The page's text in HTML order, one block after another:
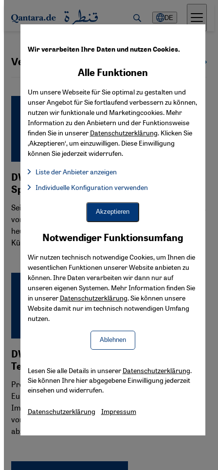
Direkt zum Inhalt springen
DE
Versöhnung
DW-Reportage: Bosnien - Graffiti gegen
Spaltung | Fokus Europa
Seit über 20 Jahren ist der Krieg in Bosnien-Herzegowina
vorbei. Eine Versöhnung zwischen den Ethnien gibt es bis
heute aber nicht. Mit Graffitis will eine Gruppe von
Künstlern aus Sarajewo das ändern.
DW-Reportage: Imame reisen zu Orten des
Terrors
Prominente Imame aus Frankreich reisen derzeit durch
Europa und beten für die Opfer von Terroranschlägen.
Immer wieder wird der muslimischen Gemeinde
vorgeworfen, sich nicht klar genug von Terroristen
abzugrenzen, die im Namen des Islam Attentate verüben.
Wir verarbeiten Ihre Daten und nutzen Cookies.
Notwendiger Funktionsumfang
Wir nutzen technisch notwendige Cookies, um Ihnen die
wesentlichen Funktionen unserer Website anbieten zu
können. Ihre Daten verarbeiten wir dann nur auf
unseren eigenen Systemen. Mehr Information finden Sie
in unserer Datenschutzerklärung. Sie können unsere
Website damit nur im technisch notwendigen Umfang
nutzen.
Ablehnen
Alle Funktionen
Um unsere Webseite für Sie optimal zu gestalten und
unser Angebot für Sie fortlaufend verbessern zu können,
nutzen wir funktionale und Marketingcookies. Mehr
Information zu den Anbietern und der Funktionsweise
finden Sie in unserer Datenschutzerklärung. Klicken Sie
‚Akzeptieren‘, um einzuwilligen. Diese Einwilligung
können Sie jederzeit widerrufen.
Liste der Anbieter anzeigen
Facebook Embed / Facebook Connect, Google Maps Embed,
Facebook Embed / Facebook Connect
Google Maps Embed
Individuelle Konfiguration verwenden
Akzeptieren
Lesen Sie alle Details in unserer Datenschutzerklärung.
Sie können Ihre hier abgegebene Einwilligung jederzeit
einsehen und widerrufen.
Datenschutzerklärung Impressum